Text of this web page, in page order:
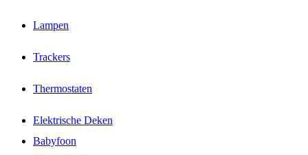
Lampen
Trackers
Thermostaten
Elektrische Deken
Babyfoon